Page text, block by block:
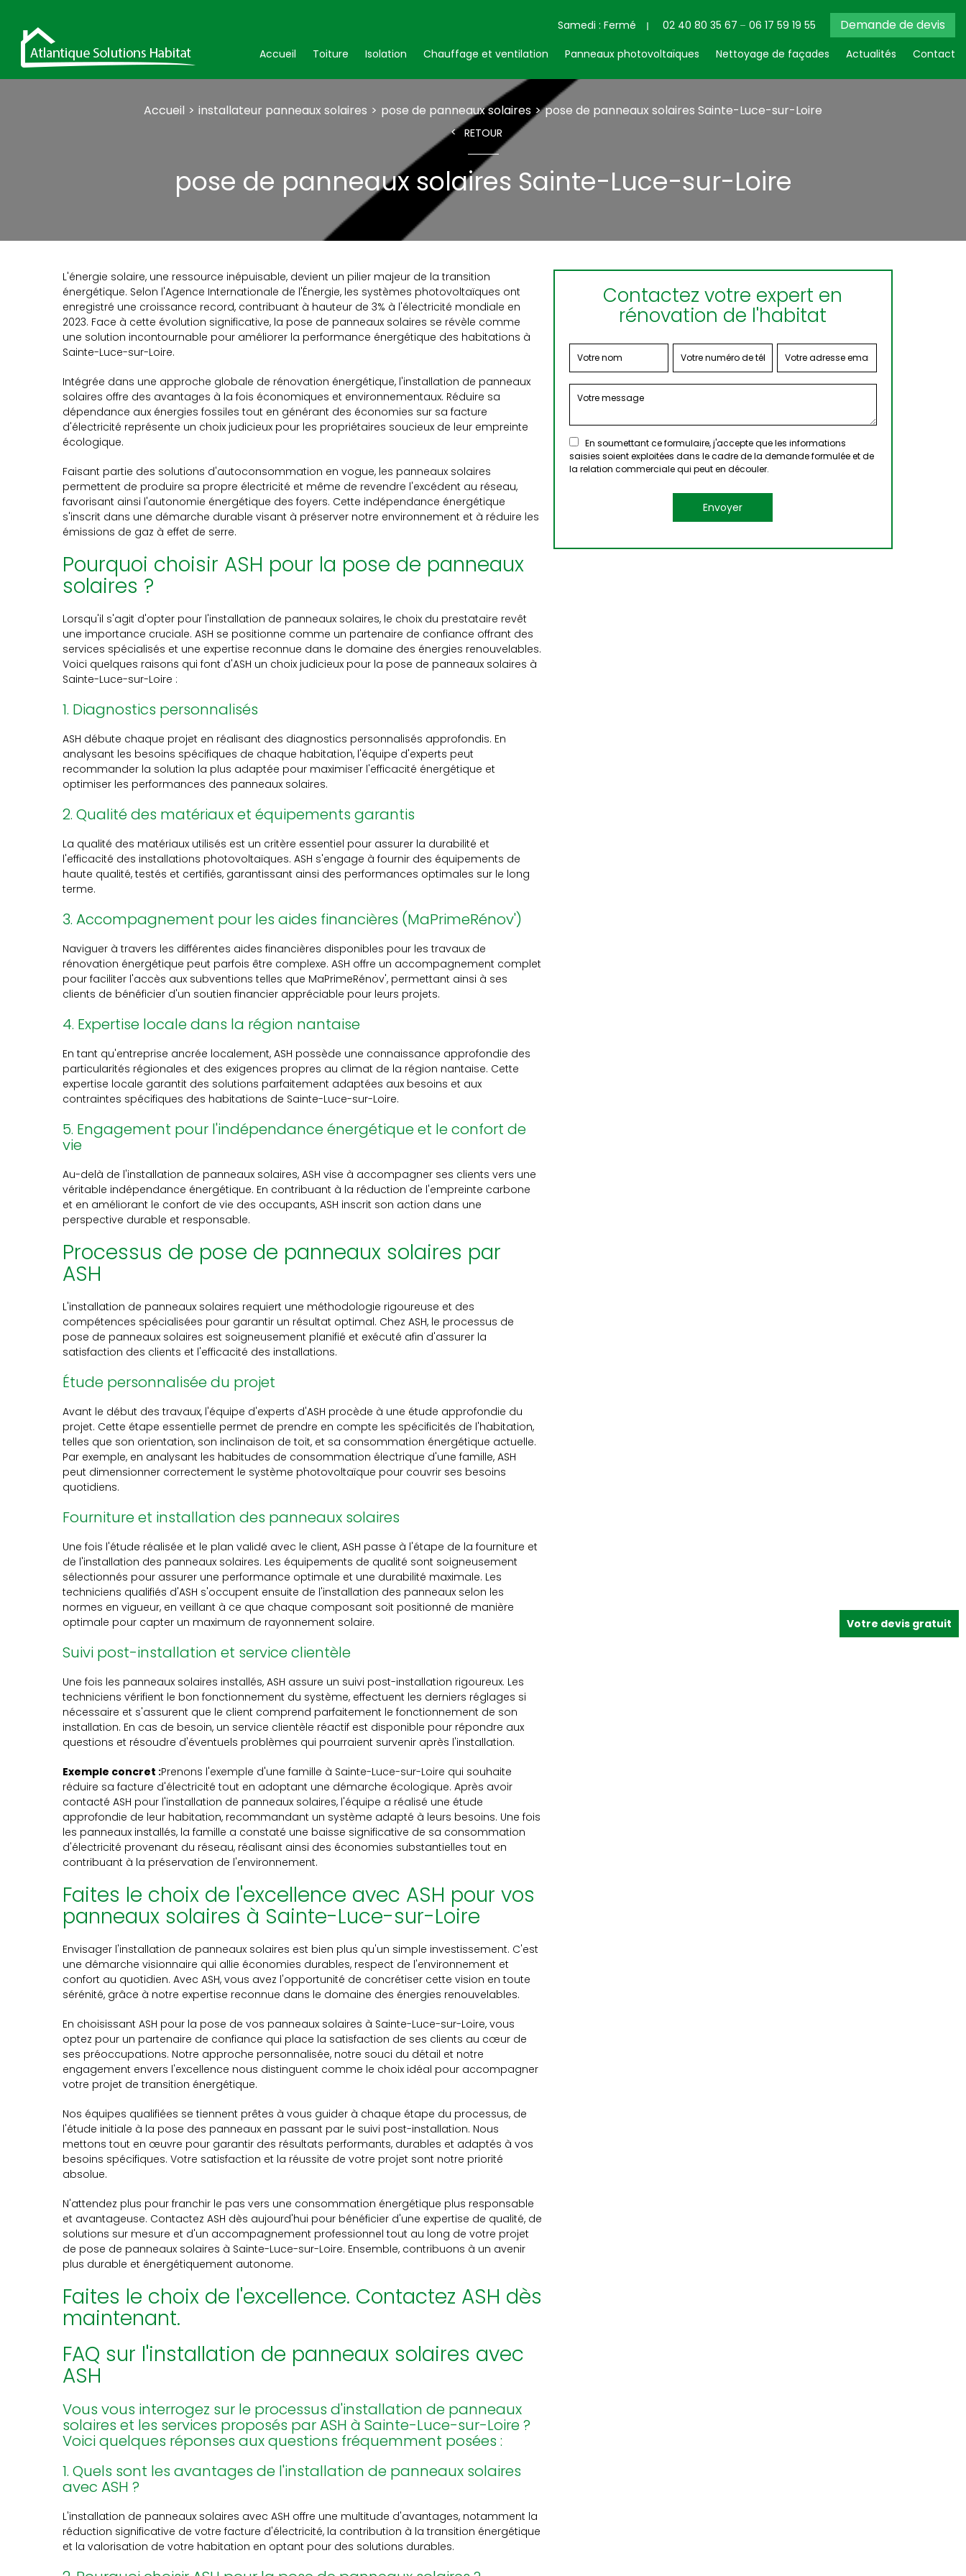
Samedi : Fermé 02 40 80 35 67 06 17 59 19 55 Demande de devis
Accueil Toiture Isolation Chauffage et ventilation Panneaux photovoltaïques Nettoyage de façades Actualités Contact
Accueil installateur panneaux solaires pose de panneaux solaires pose de panneaux solaires Sainte-Luce-sur-Loire
RETOUR
pose de panneaux solaires Sainte-Luce-sur-Loire
L'énergie solaire, une ressource inépuisable, devient un pilier majeur de la transition
énergétique. Selon l'Agence Internationale de l'Énergie, les systèmes photovoltaïques ont
enregistré une croissance record, contribuant à hauteur de 3% à l'électricité mondiale en
2023. Face à cette évolution significative, la pose de panneaux solaires se révèle comme
une solution incontournable pour améliorer la performance énergétique des habitations à
Sainte-Luce-sur-Loire.
Intégrée dans une approche globale de rénovation énergétique, l'installation de panneaux
solaires offre des avantages à la fois économiques et environnementaux. Réduire sa
dépendance aux énergies fossiles tout en générant des économies sur sa facture
d'électricité représente un choix judicieux pour les propriétaires soucieux de leur empreinte
écologique.
Faisant partie des solutions d'autoconsommation en vogue, les panneaux solaires
permettent de produire sa propre électricité et même de revendre l'excédent au réseau,
favorisant ainsi l'autonomie énergétique des foyers. Cette indépendance énergétique
s'inscrit dans une démarche durable visant à préserver notre environnement et à réduire les
émissions de gaz à effet de serre.
Pourquoi choisir ASH pour la pose de panneaux
solaires ?
Lorsqu'il s'agit d'opter pour l'installation de panneaux solaires, le choix du prestataire revêt
une importance cruciale. ASH se positionne comme un partenaire de confiance offrant des
services spécialisés et une expertise reconnue dans le domaine des énergies renouvelables.
Voici quelques raisons qui font d'ASH un choix judicieux pour la pose de panneaux solaires à
Sainte-Luce-sur-Loire :
1. Diagnostics personnalisés
ASH débute chaque projet en réalisant des diagnostics personnalisés approfondis. En
analysant les besoins spécifiques de chaque habitation, l'équipe d'experts peut
recommander la solution la plus adaptée pour maximiser l'efficacité énergétique et
optimiser les performances des panneaux solaires.
2. Qualité des matériaux et équipements garantis
La qualité des matériaux utilisés est un critère essentiel pour assurer la durabilité et
l'efficacité des installations photovoltaïques. ASH s'engage à fournir des équipements de
haute qualité, testés et certifiés, garantissant ainsi des performances optimales sur le long
terme.
3. Accompagnement pour les aides financières (MaPrimeRénov')
Naviguer à travers les différentes aides financières disponibles pour les travaux de
rénovation énergétique peut parfois être complexe. ASH offre un accompagnement complet
pour faciliter l'accès aux subventions telles que MaPrimeRénov', permettant ainsi à ses
clients de bénéficier d'un soutien financier appréciable pour leurs projets.
4. Expertise locale dans la région nantaise
En tant qu'entreprise ancrée localement, ASH possède une connaissance approfondie des
particularités régionales et des exigences propres au climat de la région nantaise. Cette
expertise locale garantit des solutions parfaitement adaptées aux besoins et aux
contraintes spécifiques des habitations de Sainte-Luce-sur-Loire.
5. Engagement pour l'indépendance énergétique et le confort de
vie
Au-delà de l'installation de panneaux solaires, ASH vise à accompagner ses clients vers une
véritable indépendance énergétique. En contribuant à la réduction de l'empreinte carbone
et en améliorant le confort de vie des occupants, ASH inscrit son action dans une
perspective durable et responsable.
Processus de pose de panneaux solaires par
ASH
L'installation de panneaux solaires requiert une méthodologie rigoureuse et des
compétences spécialisées pour garantir un résultat optimal. Chez ASH, le processus de
pose de panneaux solaires est soigneusement planifié et exécuté afin d'assurer la
satisfaction des clients et l'efficacité des installations.
Étude personnalisée du projet
Avant le début des travaux, l'équipe d'experts d'ASH procède à une étude approfondie du
projet. Cette étape essentielle permet de prendre en compte les spécificités de l'habitation,
telles que son orientation, son inclinaison de toit, et sa consommation énergétique actuelle.
Par exemple, en analysant les habitudes de consommation électrique d'une famille, ASH
peut dimensionner correctement le système photovoltaïque pour couvrir ses besoins
quotidiens.
Fourniture et installation des panneaux solaires
Une fois l'étude réalisée et le plan validé avec le client, ASH passe à l'étape de la fourniture et
de l'installation des panneaux solaires. Les équipements de qualité sont soigneusement
sélectionnés pour assurer une performance optimale et une durabilité maximale. Les
techniciens qualifiés d'ASH s'occupent ensuite de l'installation des panneaux selon les
normes en vigueur, en veillant à ce que chaque composant soit positionné de manière
optimale pour capter un maximum de rayonnement solaire.
Suivi post-installation et service clientèle
Une fois les panneaux solaires installés, ASH assure un suivi post-installation rigoureux. Les
techniciens vérifient le bon fonctionnement du système, effectuent les derniers réglages si
nécessaire et s'assurent que le client comprend parfaitement le fonctionnement de son
installation. En cas de besoin, un service clientèle réactif est disponible pour répondre aux
questions et résoudre d'éventuels problèmes qui pourraient survenir après l'installation.
Exemple concret :Prenons l'exemple d'une famille à Sainte-Luce-sur-Loire qui souhaite
réduire sa facture d'électricité tout en adoptant une démarche écologique. Après avoir
contacté ASH pour l'installation de panneaux solaires, l'équipe a réalisé une étude
approfondie de leur habitation, recommandant un système adapté à leurs besoins. Une fois
les panneaux installés, la famille a constaté une baisse significative de sa consommation
d'électricité provenant du réseau, réalisant ainsi des économies substantielles tout en
contribuant à la préservation de l'environnement.
Faites le choix de l'excellence avec ASH pour vos
panneaux solaires à Sainte-Luce-sur-Loire
Envisager l'installation de panneaux solaires est bien plus qu'un simple investissement. C'est
une démarche visionnaire qui allie économies durables, respect de l'environnement et
confort au quotidien. Avec ASH, vous avez l'opportunité de concrétiser cette vision en toute
sérénité, grâce à notre expertise reconnue dans le domaine des énergies renouvelables.
En choisissant ASH pour la pose de vos panneaux solaires à Sainte-Luce-sur-Loire, vous
optez pour un partenaire de confiance qui place la satisfaction de ses clients au cœur de
ses préoccupations. Notre approche personnalisée, notre souci du détail et notre
engagement envers l'excellence nous distinguent comme le choix idéal pour accompagner
votre projet de transition énergétique.
Nos équipes qualifiées se tiennent prêtes à vous guider à chaque étape du processus, de
l'étude initiale à la pose des panneaux en passant par le suivi post-installation. Nous
mettons tout en œuvre pour garantir des résultats performants, durables et adaptés à vos
besoins spécifiques. Votre satisfaction et la réussite de votre projet sont notre priorité
absolue.
N'attendez plus pour franchir le pas vers une consommation énergétique plus responsable
et avantageuse. Contactez ASH dès aujourd'hui pour bénéficier d'une expertise de qualité, de
solutions sur mesure et d'un accompagnement professionnel tout au long de votre projet
de pose de panneaux solaires à Sainte-Luce-sur-Loire. Ensemble, contribuons à un avenir
plus durable et énergétiquement autonome.
Faites le choix de l'excellence. Contactez ASH dès
maintenant.
FAQ sur l'installation de panneaux solaires avec
ASH
Vous vous interrogez sur le processus d'installation de panneaux
solaires et les services proposés par ASH à Sainte-Luce-sur-Loire ?
Voici quelques réponses aux questions fréquemment posées :
1. Quels sont les avantages de l'installation de panneaux solaires
avec ASH ?
L'installation de panneaux solaires avec ASH offre une multitude d'avantages, notamment la
réduction significative de votre facture d'électricité, la contribution à la transition énergétique
et la valorisation de votre habitation en optant pour des solutions durables.
Contactez votre expert en
rénovation de l'habitat
En soumettant ce formulaire, j'accepte que les informations
saisies soient exploitées dans le cadre de la demande formulée et de
la relation commerciale qui peut en découler.
Votre devis gratuit